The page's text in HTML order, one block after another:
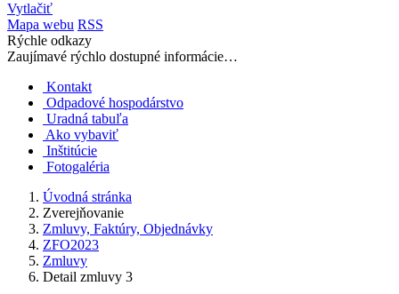
Vytlačiť
Mapa webu RSS
Rýchle odkazy
Zaujímavé rýchlo dostupné informácie…
Kontakt
Odpadové hospodárstvo
Uradná tabuľa
Ako vybaviť
Inštitúcie
Fotogaléria
Úvodná stránka
Zverejňovanie
Zmluvy, Faktúry, Objednávky
ZFO2023
Zmluvy
Detail zmluvy 3